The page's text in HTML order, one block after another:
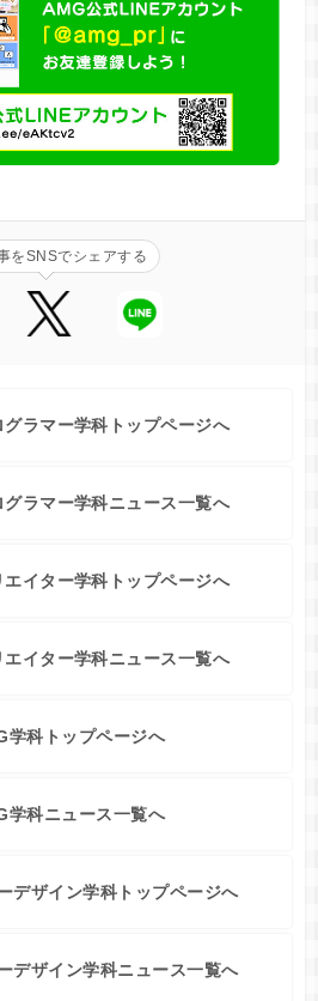
をSNSでシェアする
グラマー学科トップページへ
グラマー学科ニュース一覧へ
エイター学科トップページへ
エイター学科ニュース一覧へ
学科トップページへ
学科ニュース一覧へ
デザイン学科トップページへ
デザイン学科ニュース一覧へ